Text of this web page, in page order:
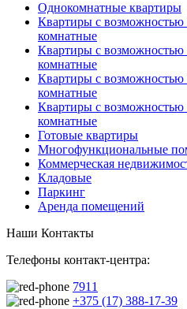
Однокомнатные квартиры
Квартиры с возможностью
комнатные
Квартиры с возможностью
комнатные
Квартиры с возможностью
комнатные
Квартиры с возможностью
комнатные
Готовые квартиры
Многофункциональные
Коммерческая
Кладовые
Паркинг
Аренда помещений
Наши Контакты
Телефоны контакт-центра:
7911
+375 (17) 388-17-39